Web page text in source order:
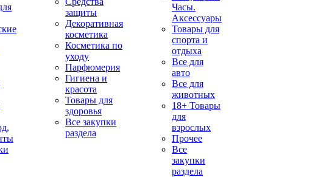
защиты
Декоративная
косметика
Косметика по
уходу
Парфюмерия
Гигиена и
красота
Товары для
здоровья
Все закупки
раздела
Часы.
Аксессуары
Товары для
спорта и
отдыха
Все для
авто
Все для
животных
18+ Товары
для
взрослых
Прочее
Все
закупки
раздела